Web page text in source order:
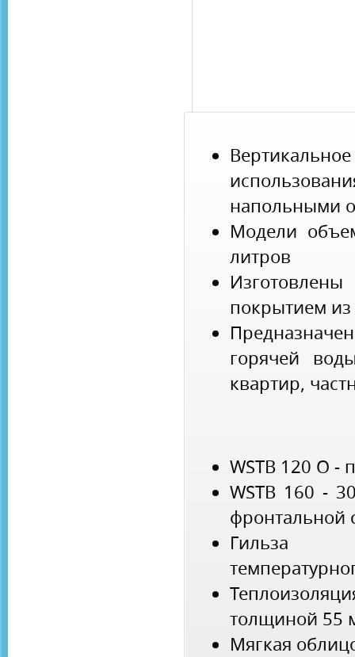
напольными
Модели
литров
покрытием
горячей
квартир,
WSTB 120 O -
WSTB 160 -
фронтальной
Гильза
толщиной 55
Мягкая